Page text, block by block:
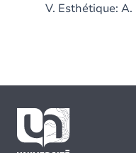
V. Esthétique: